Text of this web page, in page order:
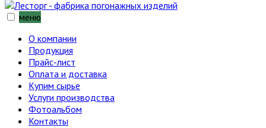
меню
О компании
Продукция
Прайс-лист
Оплата и доставка
Купим сырье
Услуги производства
Фотоальбом
Контакты